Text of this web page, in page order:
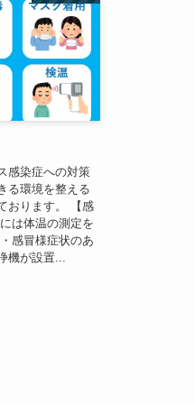
感染症への対策
る環境を整える
おります。 【感
は体温の測定を
感冒様症状のあ
機が設置...